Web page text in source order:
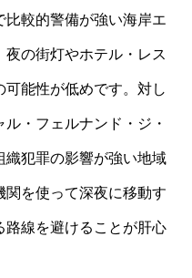
比較的警備が強い海岸エ
夜の街灯やホテル・レス
可能性が低めです。対し
・フェルナンド・ジ・
織犯罪の影響が強い地域
関を使って深夜に移動す
路線を避けることが肝心